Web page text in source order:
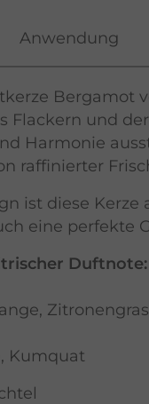
Anwendung
Flackern und
Harmonie
raffinierter
ist diese
eine perfekte
Duftnote:
Zitronengras
Kumquat